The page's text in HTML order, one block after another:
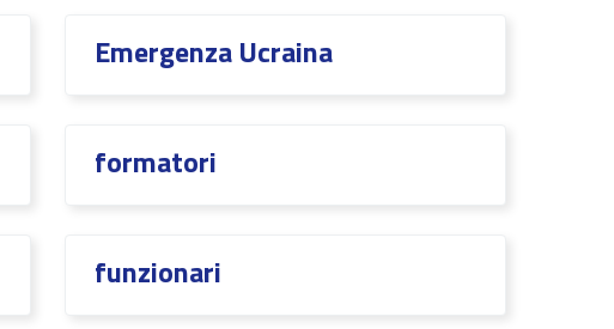
Emergenza Ucraina
formatori
funzionari